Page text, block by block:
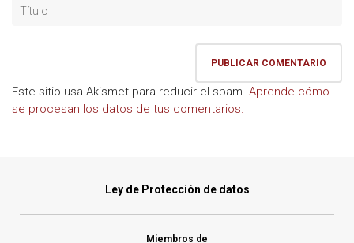
Este sitio usa Akismet para reducir el spam. Aprende cómo
se procesan los datos de tus comentarios.
Ley de Protección de datos
Miembros de